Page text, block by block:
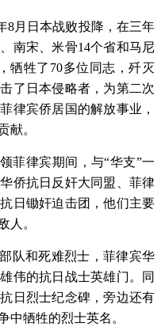
8月日本战败投降，在三年
南宋、米骨14个省和马尼
牺牲了70多位同志，歼灭
了日本侵略者，为第二次
律宾侨居国的解放事业，
献。
菲律宾期间，与“华支”一
侨抗日反奸大同盟、菲律
日锄奸迫击团，他们主要
人。
队和死难烈士，菲律宾华
伟的抗日战士英雄门。同
日烈士纪念碑，旁边还有
中牺牲的烈士英名。